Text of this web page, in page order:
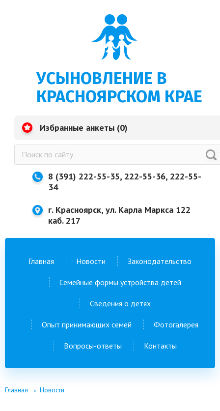
УСЫНОВЛЕНИЕ В
КРАСНОЯРСКОМ КРАЕ
Избранные анкеты (0)
8 (391) 222-55-35, 222-55-36, 222-55-
34
г. Красноярск, ул. Карла Маркса 122
каб. 217
Главная Новости Законодательство
Семейные формы устройства детей
Сведения о детях
Опыт принимающих семей Фотогалерея
Вопросы-ответы Контакты
Главная Новости